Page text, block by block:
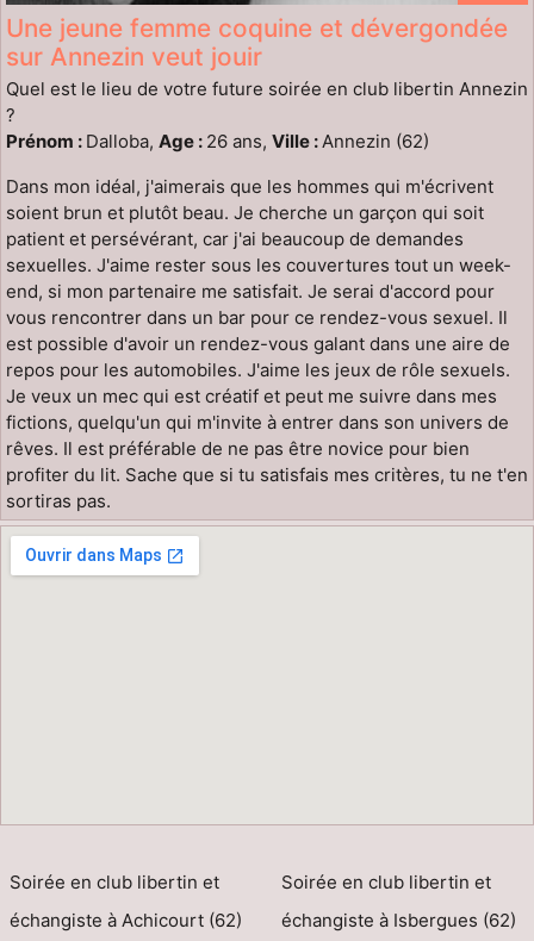
Une jeune femme coquine et dévergondée
sur Annezin veut jouir
Quel est le lieu de votre future soirée en club libertin Annezin
?
Prénom : Dalloba, Age : 26 ans, Ville : Annezin (62)
Dans mon idéal, j'aimerais que les hommes qui m'écrivent
soient brun et plutôt beau. Je cherche un garçon qui soit
patient et persévérant, car j'ai beaucoup de demandes
sexuelles. J'aime rester sous les couvertures tout un week-
end, si mon partenaire me satisfait. Je serai d'accord pour
vous rencontrer dans un bar pour ce rendez-vous sexuel. Il
est possible d'avoir un rendez-vous galant dans une aire de
repos pour les automobiles. J'aime les jeux de rôle sexuels.
Je veux un mec qui est créatif et peut me suivre dans mes
fictions, quelqu'un qui m'invite à entrer dans son univers de
rêves. Il est préférable de ne pas être novice pour bien
profiter du lit. Sache que si tu satisfais mes critères, tu ne t'en
sortiras pas.
Soirée en club libertin et
échangiste à Achicourt (62)
Soirée en club libertin et
échangiste à Isbergues (62)